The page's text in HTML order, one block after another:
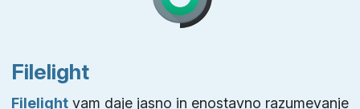
Filelight
Filelightvam daje jasno in enostavno razumevanje